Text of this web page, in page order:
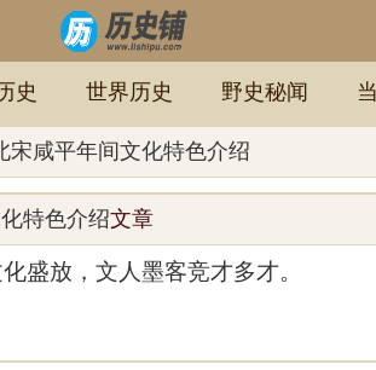
史 世界历史 野史秘闻
宋咸平年间文化特色介绍
特色介绍文章
盛放，文人墨客竞才多才。